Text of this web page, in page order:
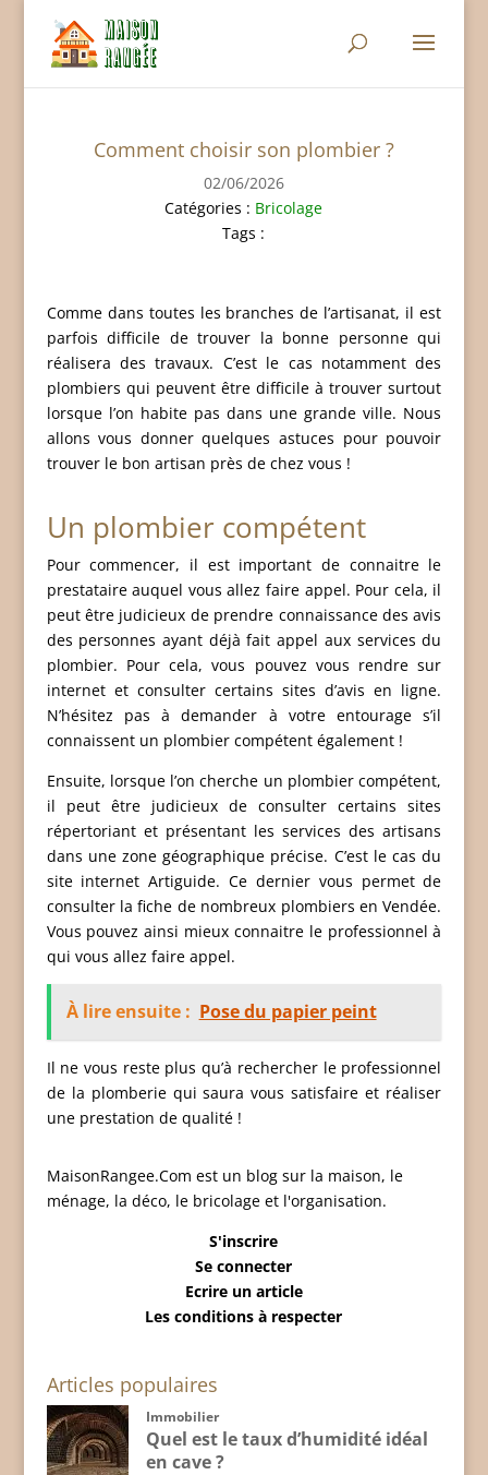
Comment choisir son plombier ?
02/06/2026
Catégories : Bricolage
Tags :
Comme dans toutes les branches de l’artisanat, il est
parfois difficile de trouver la bonne personne qui
réalisera des travaux. C’est le cas notamment des
plombiers qui peuvent être difficile à trouver surtout
lorsque l’on habite pas dans une grande ville. Nous
allons vous donner quelques astuces pour pouvoir
trouver le bon artisan près de chez vous !
Un plombier compétent
Pour commencer, il est important de connaitre le
prestataire auquel vous allez faire appel. Pour cela, il
peut être judicieux de prendre connaissance des avis
des personnes ayant déjà fait appel aux services du
plombier. Pour cela, vous pouvez vous rendre sur
internet et consulter certains sites d’avis en ligne.
N’hésitez pas à demander à votre entourage s’il
connaissent un plombier compétent également !
Ensuite, lorsque l’on cherche un plombier compétent,
il peut être judicieux de consulter certains sites
répertoriant et présentant les services des artisans
dans une zone géographique précise. C’est le cas du
site internet Artiguide. Ce dernier vous permet de
consulter la fiche de nombreux plombiers en Vendée.
Vous pouvez ainsi mieux connaitre le professionnel à
qui vous allez faire appel.
À lire ensuite : Pose du papier peint
Il ne vous reste plus qu’à rechercher le professionnel
de la plomberie qui saura vous satisfaire et réaliser
une prestation de qualité !
MaisonRangee.Com est un blog sur la maison, le
ménage, la déco, le bricolage et l'organisation.
S'inscrire
Se connecter
Ecrire un article
Les conditions à respecter
Articles populaires
Immobilier
Quel est le taux d’humidité idéal
en cave ?